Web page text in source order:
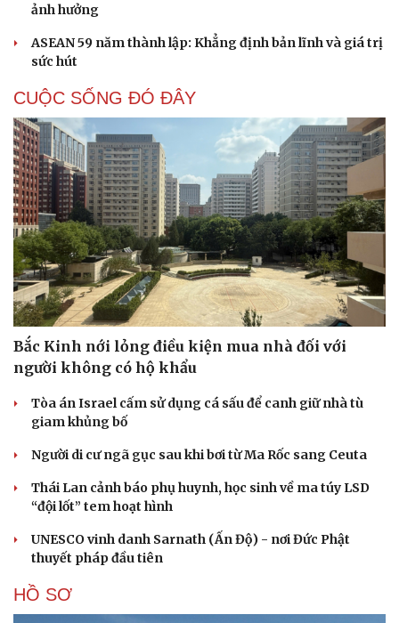
Cải chính
ảnh hưởng
ASEAN 59 năm thành lập: Khẳng định bản lĩnh và giá trị
sức hút
CUỘC SỐNG ĐÓ ĐÂY
Bắc Kinh nới lỏng điều kiện mua nhà đối với
người không có hộ khẩu
Tòa án Israel cấm sử dụng cá sấu để canh giữ nhà tù
giam khủng bố
Người di cư ngã gục sau khi bơi từ Ma Rốc sang Ceuta
Thái Lan cảnh báo phụ huynh, học sinh về ma túy LSD
“đội lốt” tem hoạt hình
UNESCO vinh danh Sarnath (Ấn Độ) - nơi Đức Phật
thuyết pháp đầu tiên
HỒ SƠ